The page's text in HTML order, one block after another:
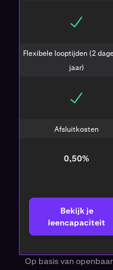
Flexibele looptijden (2
jaar)
Afsluitkosten
0,50%
Bekijk je
leencapaciteit
Op basis van